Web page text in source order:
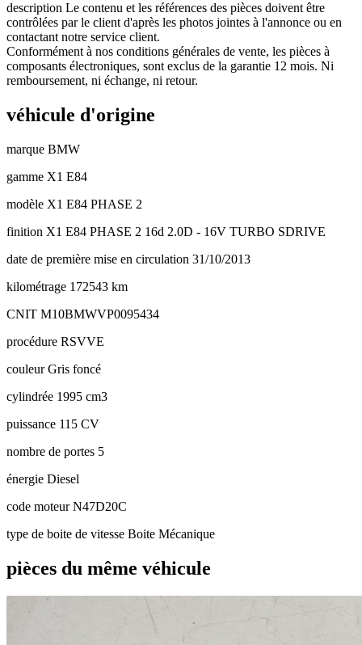
description Le contenu et les références des pièces doivent être
contrôlées par le client d'après les photos jointes à l'annonce ou en
contactant notre service client.
Conformément à nos conditions générales de vente, les pièces à
composants électroniques, sont exclus de la garantie 12 mois. Ni
remboursement, ni échange, ni retour.
véhicule d'origine
marque BMW
gamme X1 E84
modèle X1 E84 PHASE 2
finition X1 E84 PHASE 2 16d 2.0D - 16V TURBO SDRIVE
date de première mise en circulation 31/10/2013
kilométrage 172543 km
CNIT M10BMWVP0095434
procédure RSVVE
couleurGris foncé
cylindrée 1995 cm3
puissance 115 CV
nombre de portes 5
énergie Diesel
code moteurN47D20C
type de boite de vitesse Boite Mécanique
pièces du même véhicule